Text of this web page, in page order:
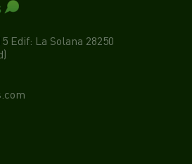
Edif: La Solana 28250